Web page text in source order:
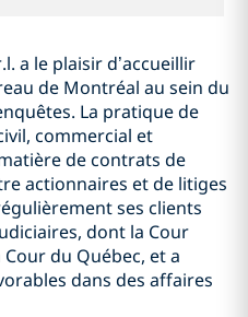
a le plaisir d’accueillir
de Montréal au sein du
La pratique de
commercial et
de contrats de
actionnaires et de litiges
ses clients
dont la Cour
du Québec, et a
dans des affaires